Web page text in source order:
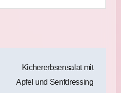
Kichererbsensalat mit
Apfel und Senfdressing